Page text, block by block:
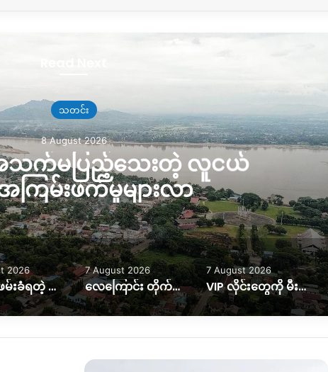
သတင်း
8 August 2026
သက်မပြည့်သေးတဲ့ လူငယ်
ြမ်းဖက်မှုများလာ
2026
US မှာ ဖမ်းခံရတဲ့ ကချင်ကျောင်းသားနှစ်ဦး ပြန်လည်လွတ်မြောက်လာ
7 August 2026
လေကြောင်း တိုက်ခိုက်ခံရတာကြောင့် အရပ်သားနှစ်ဦး ထိခိုက်၊သေဆုံးမှုရှိ
7 August 2026
VIP လိုင်းတွေကို မီးအပြည့်ပေးပြီး ပုံမှန်လိုင်းတွေကို ဖြတ်တောက်ထား
နာဂ